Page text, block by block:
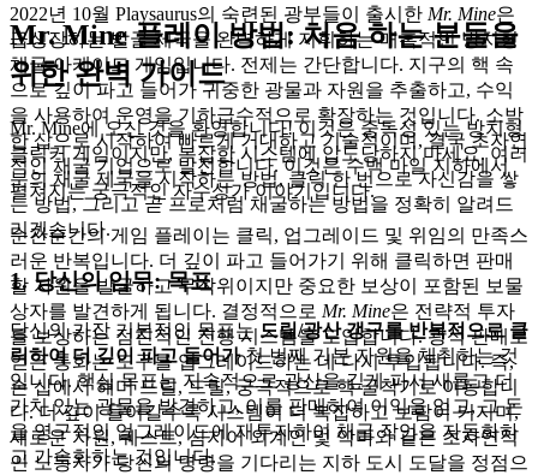
2022년 10월 Playsaurus의 숙련된 광부들이 출시한 Mr. Mine은
급성장하는 발굴 제국을 완벽하게 지휘하는 매혹적인 방치형
채굴 아케이드 게임입니다. 전제는 간단합니다. 지구의 핵 속
으로 깊이 파고 들어가 귀중한 광물과 자원을 추출하고, 수익
을 사용하여 운영을 기하급수적으로 확장하는 것입니다. 소박
한 삽으로 시작하여 빠르게 거대하고 기술적이며, 결국 초자연
적인 채굴 기업으로 발전합니다. 이것은 수백 마일 지하에서
펼쳐지는 궁극적인 자수성가 이야기입니다.
순간순간의 게임 플레이는 클릭, 업그레이드 및 위임의 만족스
러운 반복입니다. 더 깊이 파고 들어가기 위해 클릭하면 판매
할 자원을 발굴하고 무작위이지만 중요한 보상이 포함된 보물
상자를 발견하게 됩니다. 결정적으로 Mr. Mine은 전략적 투자
를 보상하는 점진적인 진행 시스템을 도입합니다. 광석 판매로
얻은 통화는 도구를 업그레이드하는 데 다시 투입됩니다. 즉,
손 삽에서 해머 드릴, 드릴, 궁극적으로 핵 굴착기로 이동합니
다. 더 깊이 들어갈수록 시스템이 더 복잡하고 보람이 커지며,
새로운 자원, 퀘스트, 심지어 외계인 및 악마와 같은 초자연적
인 노동자가 당신의 명령을 기다리는 지하 도시 도달을 정점으
Mr. Mine 플레이 방법: 처음 하는 분들을
위한 완벽 가이드
Mr. Mine에 오신 것을 환영합니다! 이것은 중독성 있는 방치형
클릭커 게임이지만, 복잡한 시스템에 압도당하지 마세요. 여러
분의 채굴 제국을 시작하는 방법, 클릭 한 번으로 자신감을 쌓
는 방법, 그리고 곧 프로처럼 채굴하는 방법을 정확히 알려드
리겠습니다.
1. 당신의 임무: 목표
당신의 가장 기본적인 목표는드릴/광산 갱구를 반복적으로 클
릭하여 더 깊이 파고 들어가첫 번째 기본 자원을 채취하는 것
입니다. 핵심 목표는 지속적으로 광산을 깊게 파서 새롭고 더
가치 있는 광물을 발견하고, 이를 판매하여 이익을 얻고, 그 돈
을 영구적인 업그레이드에 재투자하여 채굴 작업을 자동화하
고 가속화하는 것입니다.